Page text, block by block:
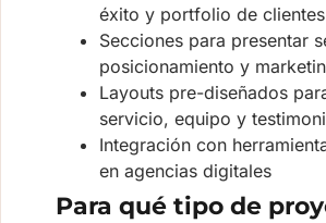
éxito y portfolio de clientes
Secciones para presentar
posicionamiento y
Layouts pre-diseñados
servicio, equipo y
Integración con
en agencias digitales
Para qué tipo de